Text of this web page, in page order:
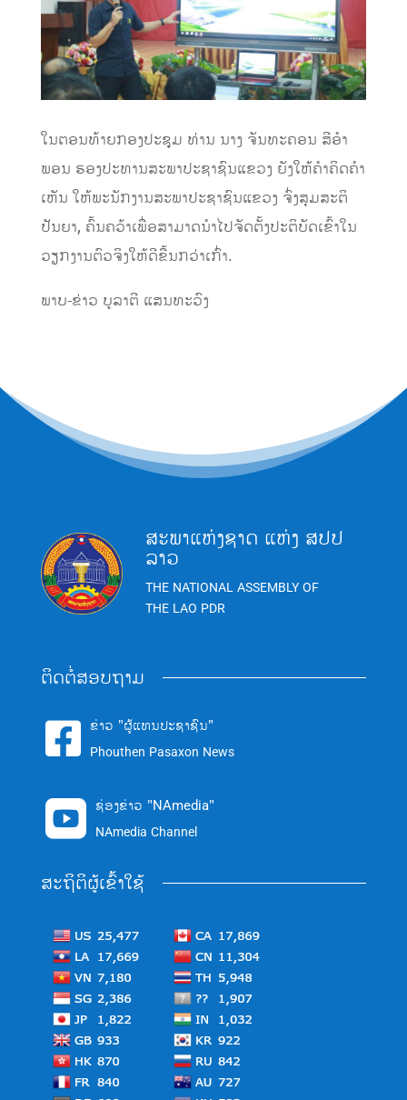
ໃນຕອນທ້າຍກອງປະຊຸມ ທ່ານ ນາງ ຈັນທະຄອນ ສີອໍາ
ພອນ ຮອງປະທານສະພາປະຊາຊົນແຂວງ ຍັງໃຫ້ຄໍາຄິດຄໍາ
ເຫັນ ໃຫ້ພະນັກງານສະພາປະຊາຊົນແຂວງ ຈົ່ງສຸມສະຕິ
ປັນຍາ, ຄົ້ນຄວ້າເພື່ອສາມາດນໍາໄປຈັດຕັ້ງປະຕິບັດເຂົ້າໃນ
ວຽກງານຕົວຈິງໃຫ້ດີຂື້ນກວ່າເກົ່າ.
ພາບ-ຂ່າວ ບູລາຕີ ແສນທະວົງ
ສະພາແຫ່ງຊາດ ແຫ່ງ ສປປ
ລາວ
THE NATIONAL ASSEMBLY OF
THE LAO PDR
ຕິດຕໍ່ສອບຖາມ
 ຂ່າວ "ຜູ້ແທນປະຊາຊົນ"
Phouthen Pasaxon News
 ຊ່ອງຂ່າວ "NAmedia"
NAmedia Channel
ສະຖິຕິຜູ້ເຂົ້າໃຊ້